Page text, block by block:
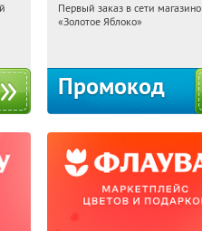
21:19:49
Получи
Первый заказ в сети
«Золотое Яблоко»
Промокод